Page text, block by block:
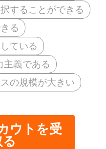
することができる
る
ている
主義である
の規模が大きい
ウトを受